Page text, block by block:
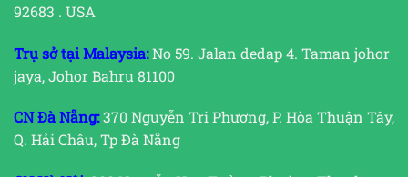
92683 . USA
Trụ sở tại Malaysia:No 59. Jalan dedap 4. Taman johor
jaya, Johor Bahru 81100
CN Đà Nẵng:370 Nguyễn Tri Phương, P. Hòa Thuận Tây,
Q. Hải Châu, Tp Đà Nẵng